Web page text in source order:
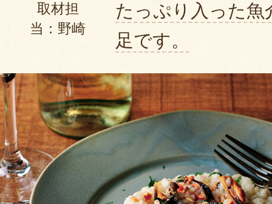
取材担
当：野崎
たっぷり入った魚
足です。